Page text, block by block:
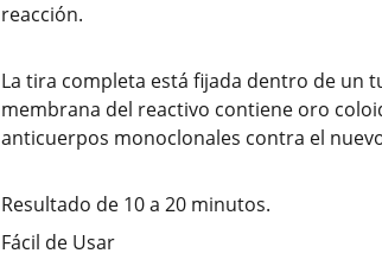
reacción.
La tira completa está fijada dentro de un
membrana del reactivo contiene oro
anticuerpos monoclonales contra el
Resultado de 10 a 20 minutos.
Fácil de Usar